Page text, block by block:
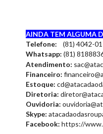
AINDA TEM ALGUMA
Telefone: (81) 4042-
Whatsapp: (81)
Atendimento:
Financeiro:
Estoque:
Diretoria:
Ouvidoria:
Skype:
Facebook: https://